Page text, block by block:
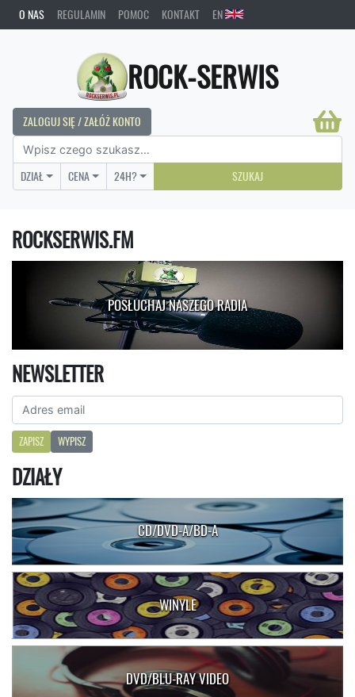
O NAS REGULAMIN POMOC KONTAKT EN
ROCK-SERWIS
ZALOGUJ SIĘ / ZAŁÓŻ KONTO
DZIAŁ CENA 24H? SZUKAJ
ROCKSERWIS.FM
POSŁUCHAJ NASZEGO RADIA
NEWSLETTER
ZAPISZ WYPISZ
DZIAŁY
CD/DVD-A/BD-A
WINYLE
DVD/BLU-RAY VIDEO